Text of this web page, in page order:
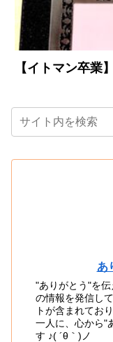
【イトマン卒業
あ
"ありがとう"を
の情報を発信し
トが含まれてお
一人に、心から"
す ♪( ´θ｀)ノ